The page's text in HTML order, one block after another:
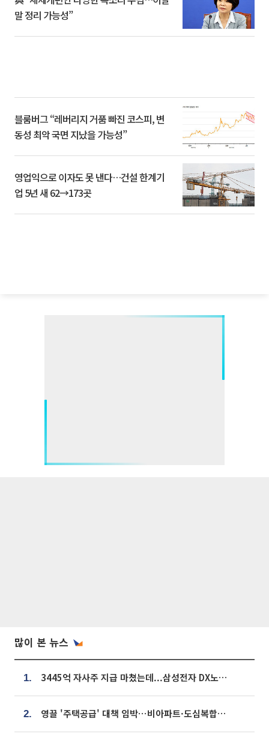
말 정리 가능성”
블룸버그 “레버리지 거품 빠진 코스피, 변
동성 최악 국면 지났을 가능성”
영업익으로 이자도 못 낸다…건설 한계기
업 5년 새 62→173곳
많이 본 뉴스
1. 3445억 자사주 지급 마쳤는데...삼성전자 DX노조, 뒤늦은 '떼쓰기 집회'
2. 영끌 '주택공급' 대책 임박⋯비아파트·도심복합까지 총동원